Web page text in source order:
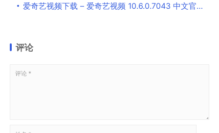
爱奇艺视频下载 – 爱奇艺视频 10.6.0.7043 中文官方版
评论